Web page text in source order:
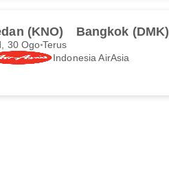
(KNO) Bangkok (DMK)
30 Ogo Terus
Indonesia AirAsia